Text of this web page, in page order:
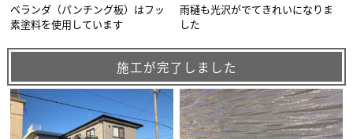
ベランダ（パンチング板）はフッ
素塗料を使用しています
雨樋も光沢がでてきれいになりま
した
施工が完了しました